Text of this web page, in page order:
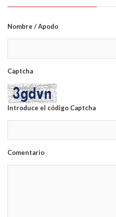
Nombre / Apodo
Captcha
Introduce el código Captcha
Comentario